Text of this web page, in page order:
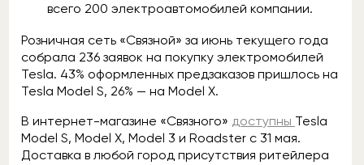
всего 200 электроавтомобилей компании.
Розничная сеть «Связной» за июнь текущего года
собрала 236 заявок на покупку электромобилей
Tesla. 43% оформленных предзаказов пришлось на
Tesla Model S, 26% — на Model X.
В интернет-магазине «Связного» доступны Tesla
Model S, Model X, Model 3 и Roadster с 31 мая.
Доставка в любой город присутствия ритейлера